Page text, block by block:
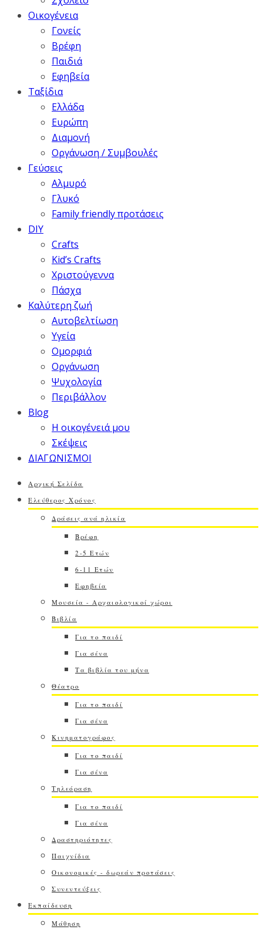
Οικογένεια
Γονείς
Βρέφη
Παιδιά
Εφηβεία
Ταξίδια
Ελλάδα
Ευρώπη
Διαμονή
Οργάνωση / Συμβουλές
Γεύσεις
Αλμυρό
Γλυκό
Family friendly προτάσεις
DIY
Crafts
Kid’s Crafts
Χριστούγεννα
Πάσχα
Καλύτερη ζωή
Αυτοβελτίωση
Υγεία
Ομορφιά
Οργάνωση
Ψυχολογία
Περιβάλλον
Blog
Η οικογένειά μου
Σκέψεις
ΔΙΑΓΩΝΙΣΜΟΙ
Αρχική Σελίδα
Ελεύθερος Χρόνος
Δράσεις ανά ηλικία
Βρέφη
2-5 Ετών
6-11 Ετών
Εφηβεία
Μουσεία - Αρχαιολογικοί χώροι
Βιβλία
Για το παιδί
Για σένα
Τα βιβλία του μήνα
Θέατρο
Για το παιδί
Για σένα
Κινηματογράφος
Για το παιδί
Για σένα
Τηλεόραση
Για το παιδί
Για σένα
Δραστηριότητες
Παιχνίδια
Οικονομικές - δωρεάν προτάσεις
Συνεντεύξεις
Εκπαίδευση
Μάθηση